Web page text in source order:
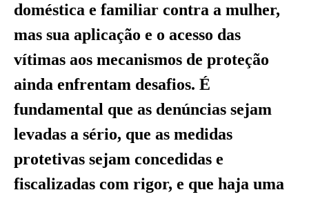
doméstica e familiar contra a mulher,
mas sua aplicação e o acesso das
vítimas aos mecanismos de proteção
ainda enfrentam desafios. É
fundamental que as denúncias sejam
levadas a sério, que as medidas
protetivas sejam concedidas e
fiscalizadas com rigor, e que haja uma